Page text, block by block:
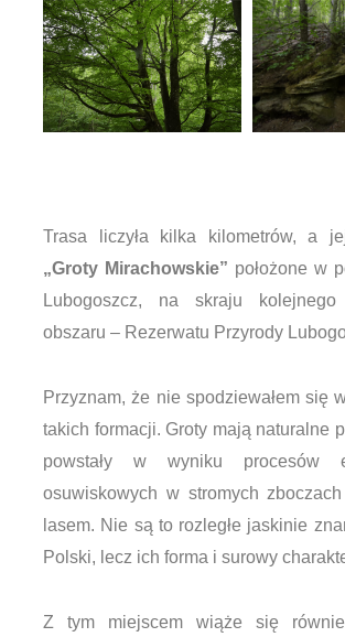
Trasa liczyła kilka kilometrów, a
„Groty Mirachowskie” położone w
Lubogoszcz, na skraju kolejnego
obszaru – Rezerwatu Przyrody
Przyznam, że nie spodziewałem się
takich formacji. Groty mają naturalne
powstały w wyniku procesów
osuwiskowych w stromych
lasem. Nie są to rozległe jaskinie
Polski, lecz ich forma i surowy
Z tym miejscem wiąże się